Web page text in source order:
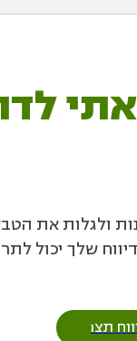
שלך יכול
תצפית